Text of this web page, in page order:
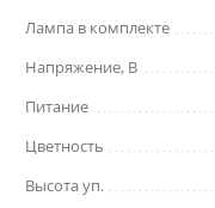
Лампа в комплекте
Напряжение, В
Питание
Цветность
Высота уп.